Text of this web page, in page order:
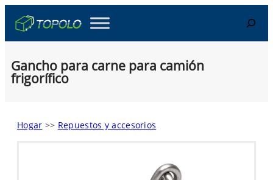
content
Search
Gancho para carne para camión
frigorífico
Hogar >> Repuestos y accesorios